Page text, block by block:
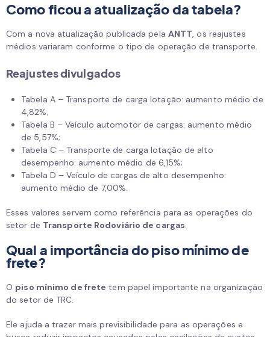
Como ficou a atualização da tabela?
Com a nova atualização publicada pela ANTT, os reajustes
médios variaram conforme o tipo de operação de transporte.
Reajustes divulgados
Tabela A – Transporte de carga lotação: aumento médio de
4,82%;
Tabela B – Veículo automotor de cargas: aumento médio
de 5,57%;
Tabela C – Transporte de carga lotação de alto
desempenho: aumento médio de 6,15%;
Tabela D – Veículo de cargas de alto desempenho:
aumento médio de 7,00%.
Esses valores servem como referência para as operações do
setor de Transporte Rodoviário de cargas.
Qual a importância do piso mínimo de
frete?
O piso mínimo de frete tem papel importante na organização
do setor de TRC.
Ele ajuda a trazer mais previsibilidade para as operações e